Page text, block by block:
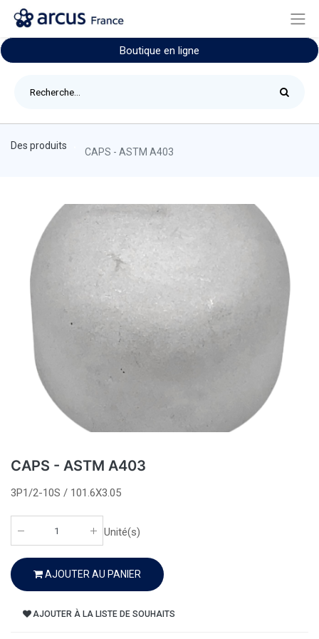
Boutique en ligne
Des produits
CAPS - ASTM A403
CAPS - ASTM A403
3P1/2-10S / 101.6X3.05
Unité(s)
AJOUTER AU PANIER
AJOUTER À LA LISTE DE SOUHAITS